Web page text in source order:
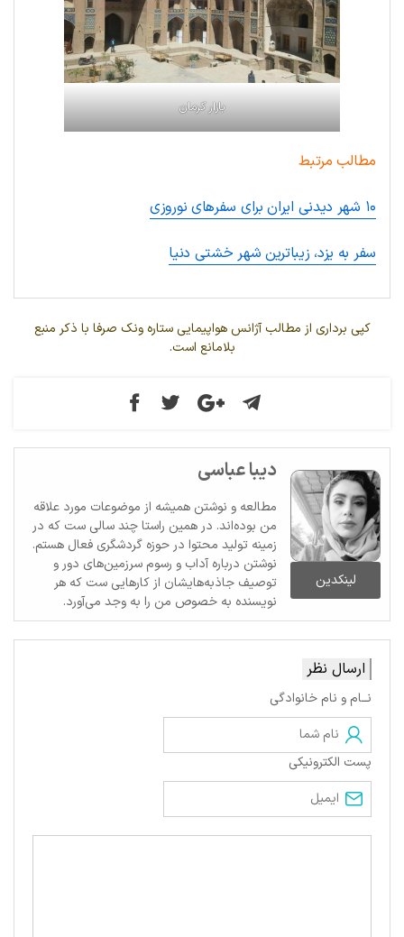
بازار کرمان
مطالب مرتبط
۱۰ شهر دیدنی ایران برای سفرهای نوروزی
سفر به یزد، زیباترین شهر خشتی دنیا
کپی برداری از مطالب آژانس هواپیمایی ستاره ونک صرفا با ذکر منبع
بلامانع است.
لینکدین
دیبا عباسی
مطالعه و نوشتن همیشه از موضوعات مورد علاقه
من بوده‌اند. در همین راستا چند سالی ست که در
زمینه تولید محتوا در حوزه گردشگری فعال هستم.
نوشتن درباره آداب و رسوم سرزمین‌های دور و
توصیف جاذبه‌هایشان از کارهایی ست که هر
نویسنده به خصوص من را به وجد می‌آورد.
ارسال نظر
نــام و نام خانوادگی
پست الکترونیکی